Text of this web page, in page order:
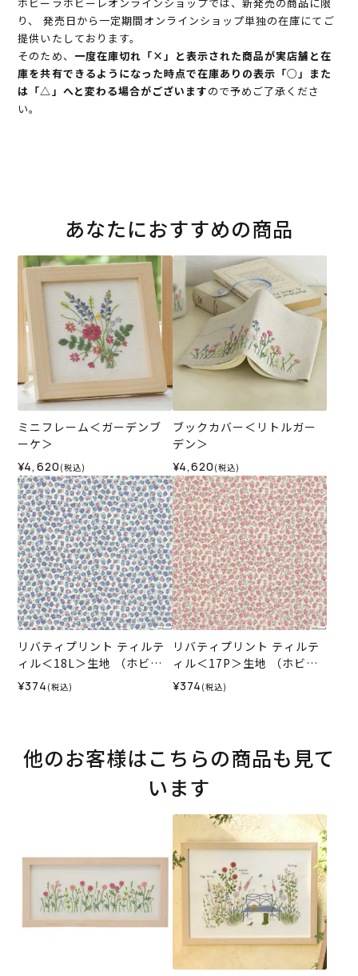
り、 発売日から一定期間オンラインショップ単独の在庫にてご
提供いたしております。
そのため、 一度在庫切れ「×」と表示された商品が実店舗と在
庫を共有できるようになった時点で在庫ありの表示「○」また
は「△」へと変わる場合がございますので予めご了承くださ
い。
あなたにおすすめの商品
ミニフレーム＜ガーデンブ
ーケ＞
¥4,620 (税込)
ブックカバー＜リトルガー
デン＞
¥4,620 (税込)
リバティプリント ティルテ
ィル＜18L＞生地 （ホビー
ラホビーレオリジナル）202
¥374 (税込)
リバティプリント ティルテ
ィル＜17P＞生地 （ホビー
ラホビーレオリジナル）202
¥374 (税込)
他のお客様はこちらの商品も見て
います